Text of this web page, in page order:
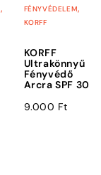
, FÉNYVÉDELEM,
KORFF
KORFF
Ultrakönnyű
Fényvédő
Arcra SPF 30
9.000 Ft